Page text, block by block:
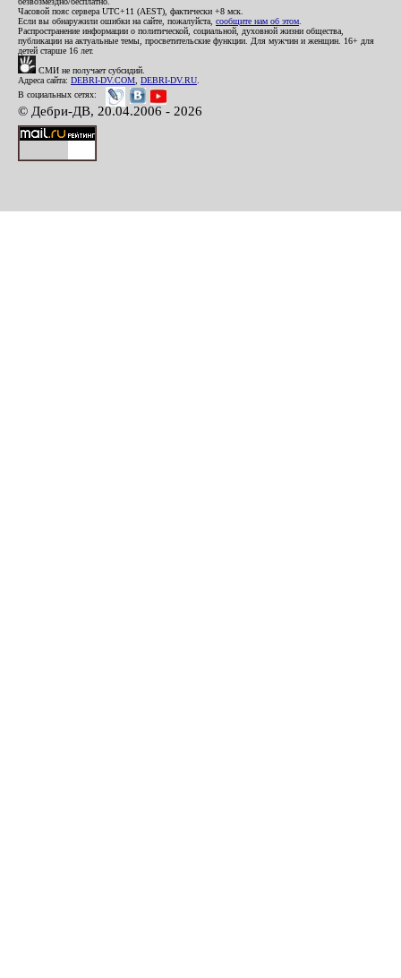
Часовой пояс сервера UTC+11 (AEST), фактически +8 мск.
Если вы обнаружили ошибки на сайте, пожалуйста, сообщите нам об этом
Распространение информации о политической, социальной, духовной жизни общества,
публикации на актуальные темы, просветительские функции. Для мужчин и женщин. 16+ для
детей старше 16 лет.
СМИ не получает субсидий.
Адреса сайта: DEBRI-DV.COM DEBRI-DV.RU
В социальных сетях:
© Дебри-ДВ, 20.04.2006 - 2026